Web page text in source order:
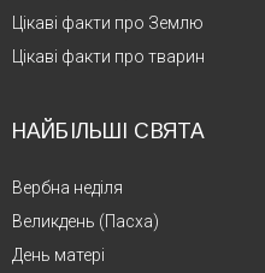
Цікаві факти про Землю
Цікаві факти про тварин
НАЙБІЛЬШІ СВЯТА
Вербна неділя
Великдень (Пасха)
День матері